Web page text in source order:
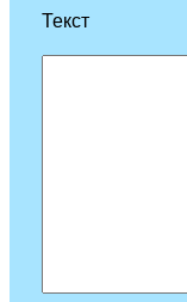
Текст